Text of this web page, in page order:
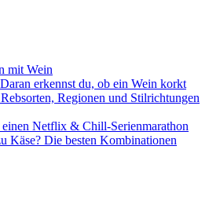
mit Wein
erkennst du, ob ein Wein korkt
Regionen und Stilrichtungen
Netflix & Chill-Serienmarathon
Käse? Die besten Kombinationen